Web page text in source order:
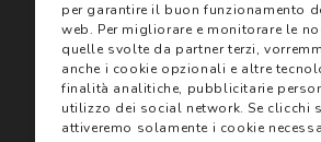
Assicurazioni
Servizi
Termini e condizioni
Termini di vendita
Avvertenze e informazioni di
per garantire il buon funzionamento
web. Per migliorare e monitorare le
quelle svolte da partner terzi,
anche i cookie opzionali e altre
finalità analitiche, pubblicitarie
utilizzo dei social network. Se clicchi
attiveremo solamente i cookie